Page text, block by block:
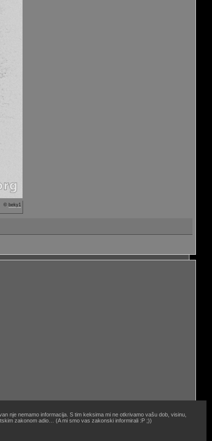
© beky1
nje nemamo informacija. S tim keksima mi ne otkrivamo vašu dob, visinu,
zakonom adio… (A mi smo vas zakonski informirali :P ;))